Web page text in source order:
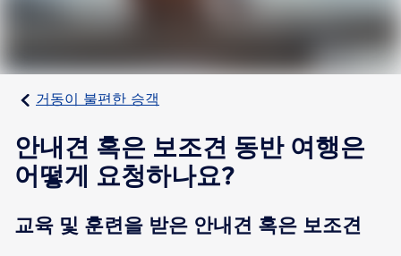
거동이 불편한 승객
안내견 혹은 보조견 동반 여행은
어떻게 요청하나요?
교육 및 훈련을 받은 안내견 혹은 보조견